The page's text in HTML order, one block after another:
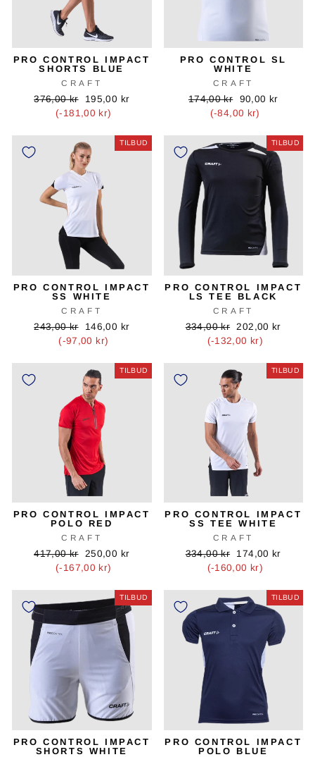
PRO CONTROL IMPACT
SHORTS BLUE
CRAFT
Oprindelig
376,00 kr Tilbudspris
195,00 kr
(-181,00 kr)
PRO CONTROL SL
WHITE
CRAFT
Oprindelig
174,00 kr Tilbudspris
90,00 kr
(-84,00 kr)
TILBUD
PRO CONTROL IMPACT
SS WHITE
CRAFT
Oprindelig
243,00 kr Tilbudspris
146,00 kr
(-97,00 kr)
TILBUD
PRO CONTROL IMPACT
LS TEE BLACK
CRAFT
Oprindelig
334,00 kr Tilbudspris
202,00 kr
(-132,00 kr)
TILBUD
PRO CONTROL IMPACT
POLO RED
CRAFT
Oprindelig
417,00 kr Tilbudspris
250,00 kr
(-167,00 kr)
TILBUD
PRO CONTROL IMPACT
SS TEE WHITE
CRAFT
Oprindelig
334,00 kr Tilbudspris
174,00 kr
(-160,00 kr)
TILBUD
PRO CONTROL IMPACT
SHORTS WHITE
TILBUD
PRO CONTROL IMPACT
POLO BLUE